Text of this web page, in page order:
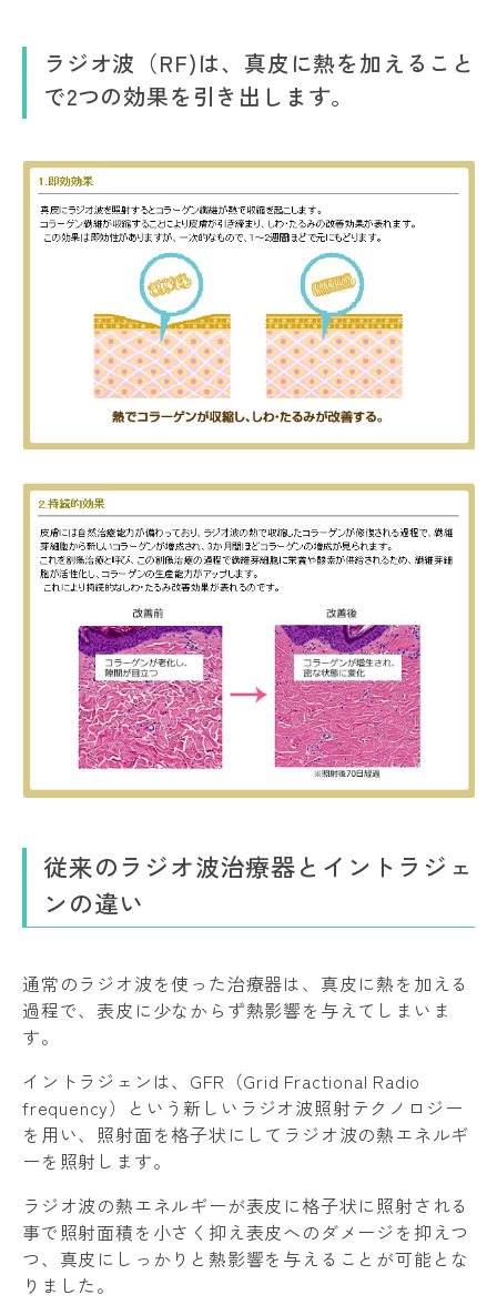
ラジオ波（RF)は、真皮に熱を加えること
で2つの効果を引き出します。
従来のラジオ波治療器とイントラジェ
ンの違い
通常のラジオ波を使った治療器は、真皮に熱を加える
過程で、表皮に少なからず熱影響を与えてしまいま
す。
イントラジェンは、GFR（Grid Fractional Radio
frequency）という新しいラジオ波照射テクノロジー
を用い、照射面を格子状にしてラジオ波の熱エネルギ
ーを照射します。
ラジオ波の熱エネルギーが表皮に格子状に照射される
事で照射面積を小さく抑え表皮へのダメージを抑えつ
つ、真皮にしっかりと熱影響を与えることが可能とな
りました。